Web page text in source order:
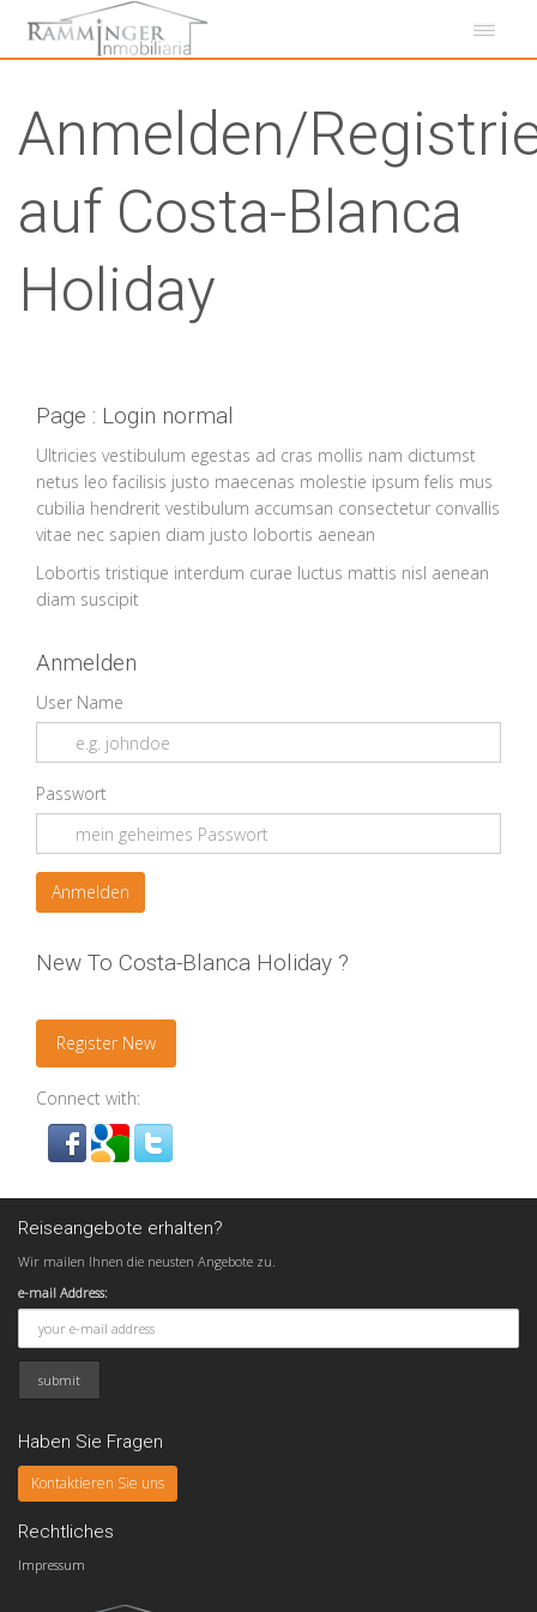
Anmelden/
auf Costa-Blanca
Holiday
Page : Login normal
Ultricies vestibulum egestas ad cras mollis nam dictumst
netus leo facilisis justo maecenas molestie ipsum felis mus
cubilia hendrerit vestibulum accumsan consectetur convallis
vitae nec sapien diam justo lobortis aenean
Lobortis tristique interdum curae luctus mattis nisl aenean
diam suscipit
Anmelden
User Name
Passwort
New To Costa-Blanca Holiday ?
Register New
Connect with:
Reiseangebote erhalten?
Wir mailen Ihnen die neusten Angebote zu.
e-mail Address:
Haben Sie Fragen
Kontaktieren Sie uns
Rechtliches
Impressum